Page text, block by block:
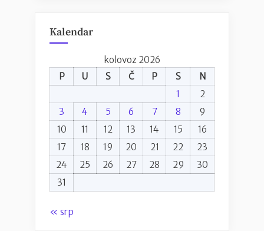
Kalendar
kolovoz 2026
P
U S Č P S
N
1
2
3
4 5 6 7 8
9
10
11 12 13 14 15
16
17
18 19 20 21 22
23
24
25 26 27 28 29
30
31
« srp